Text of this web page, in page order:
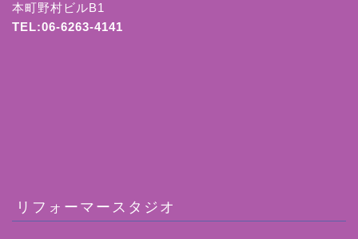
本町野村ビルB1
TEL:06-6263-4141
リフォーマースタジオ